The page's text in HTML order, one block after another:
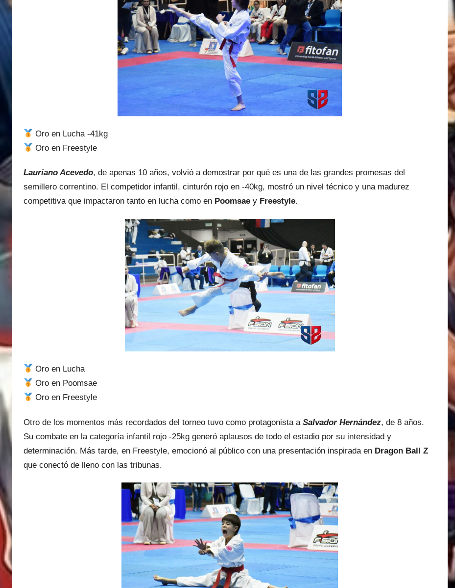
Oro en Lucha -41kg
Oro en Freestyle
Lauriano Acevedo, de apenas 10 años, volvió a demostrar por qué es una de las grandes promesas del
semillero correntino. El competidor infantil, cinturón rojo en -40kg, mostró un nivel técnico y una madurez
competitiva que impactaron tanto en lucha como en Poomsae y Freestyle.
Oro en Lucha
Oro en Poomsae
Oro en Freestyle
Otro de los momentos más recordados del torneo tuvo como protagonista a Salvador Hernández, de 8 años.
Su combate en la categoría infantil rojo -25kg generó aplausos de todo el estadio por su intensidad y
determinación. Más tarde, en Freestyle, emocionó al público con una presentación inspirada en Dragon Ball Z
que conectó de lleno con las tribunas.